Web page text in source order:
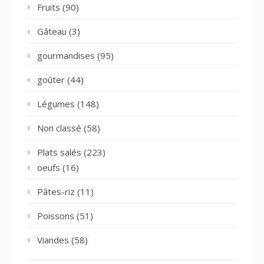
Fruits (90)
Gâteau (3)
gourmandises (95)
goûter (44)
Légumes (148)
Non classé (58)
Plats salés (223)
oeufs (16)
Pâtes-riz (11)
Poissons (51)
Viandes (58)